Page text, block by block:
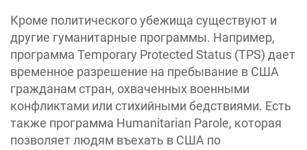
Кроме политического убежища существуют и
другие гуманитарные программы. Например,
программа Temporary Protected Status (TPS) дает
временное разрешение на пребывание в США
гражданам стран, охваченных военными
конфликтами или стихийными бедствиями. Есть
также программа Humanitarian Parole, которая
позволяет людям въехать в США по